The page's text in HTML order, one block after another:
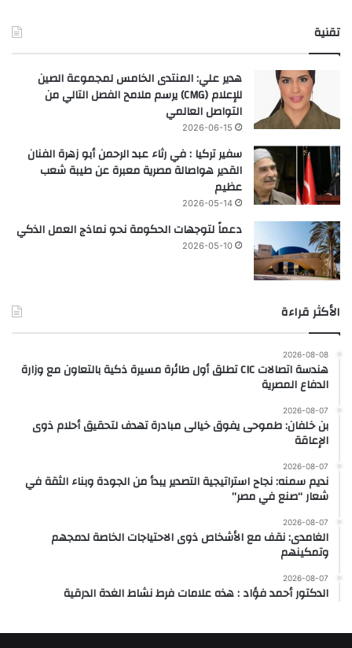
تقنية
هدير علي: المنتدى الخامس لمجموعة الصين
للإعلام (CMG) يرسم ملامح الفصل التالي من
التواصل العالمي
2026-06-15
سفير تركيا : في رثاء عبد الرحمن أبو زهرة الفنان
القدير هواصالة مصرية معبرة عن طيبة شعب
عظيم
2026-05-14
دعماً لتوجهات الحكومة نحو نماذج العمل الذكي
2026-05-10
الأكثر قراءة
2026-08-08
هندسة اتصالات CIC تطلق أول طائرة مسيرة ذكية بالتعاون مع وزارة
الدفاع المصرية
2026-08-07
بن خلفان: طموحى يفوق خيالى مبادرة تهدف لتحقيق أحلام ذوى
الإعاقة
2026-08-07
نديم سمنه: نجاح استراتيجية التصدير يبدأ من الجودة وبناء الثقة في
شعار “صنع في مصر”
2026-08-07
الغامدى: نقف مع الأشخاص ذوى الاحتياجات الخاصة لدمجهم
وتمكينهم
2026-08-07
الدكتور أحمد فؤاد : هذه علامات فرط نشاط الغدة الدرقية